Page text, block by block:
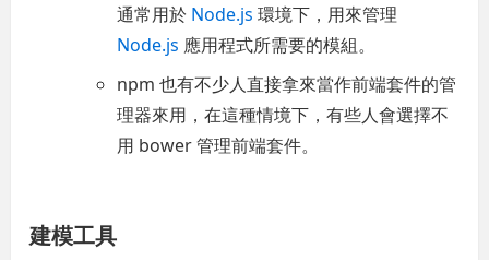
通常用於 Node.js 環境下，用來管理
Node.js 應用程式所需要的模組。
npm 也有不少人直接拿來當作前端套件的管
理器來用，在這種情境下，有些人會選擇不
用 bower 管理前端套件。
建模工具